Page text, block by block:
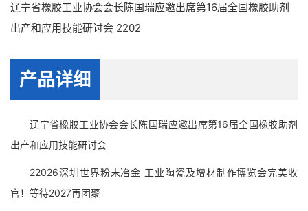
辽宁省橡胶工业协会会长陈国瑞应邀出席第16届全国橡胶助剂
出产和应用技能研讨会 2202
产品详细
辽宁省橡胶工业协会会长陈国瑞应邀出席第16届全国橡胶助剂
出产和应用技能研讨会
22026深圳世界粉末冶金 工业陶瓷及增材制作博览会完美收
官！等待2027再团聚